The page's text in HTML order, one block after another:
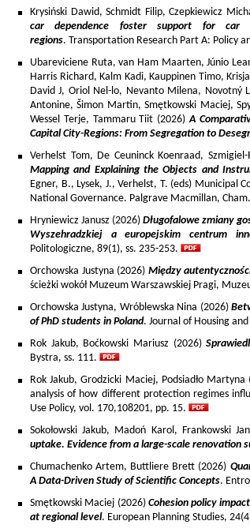
Krysiński Dawid, Schmidt Filip, Czepkiewicz
car dependence foster support for car
regions. Transportation Research Part A: Policy
Ubareviciene Ruta, van Ham Maarten, Júnio
Harris Richard, Kalm Kadi, Kauppinen Timo,
David J, Oriol Nel-lo, Nevanto Milena, Novotný
Antonine, Šimon Martin, Smętkowski Maciej,
Wessel Terje, Tammaru Tiit (2026)A
Capital City-Regions: From Segregation to
Verhelst Tom, De Ceuninck Koenraad,
Mapping and Explaining the Objects and
Egner, B., Lysek, J., Verhelst, T. (eds) Municipal
National Governance. Palgrave Macmillan, Cham.
Hryniewicz Janusz (2026) Długofalowe zmiany
Wyszehradzkiej a europejskim centrum
Politologiczne, 89(1), ss. 235-253.
Orchowska Justyna (2026) Między
ścieżki wokół Muzeum Warszawskiej Pragi,
Orchowska Justyna, Wróblewska Nina (2026)
of PhD students in Poland. Journal of Housing
Rok Jakub, Boćkowski Mariusz (2026)
Bystra, ss. 111.
Rok Jakub, Grodzicki Maciej, Podsiadło
analysis of how different protection regimes
Use Policy, vol. 170,108201, pp. 15.
Sokołowski Jakub, Madoń Karol, Frankowski
uptake. Evidence from a large-scale renovation
Chumachenko Artem, Buttliere Brett (2026)
A Data-Driven Study of Scientific Concepts.
Smętkowski Maciej (2026) Cohesion policy
at regional level. European Planning Studies,